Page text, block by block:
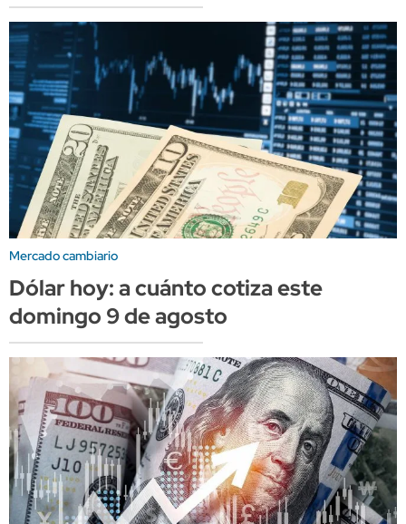
Mercado cambiario
Dólar hoy: a cuánto cotiza este
domingo 9 de agosto